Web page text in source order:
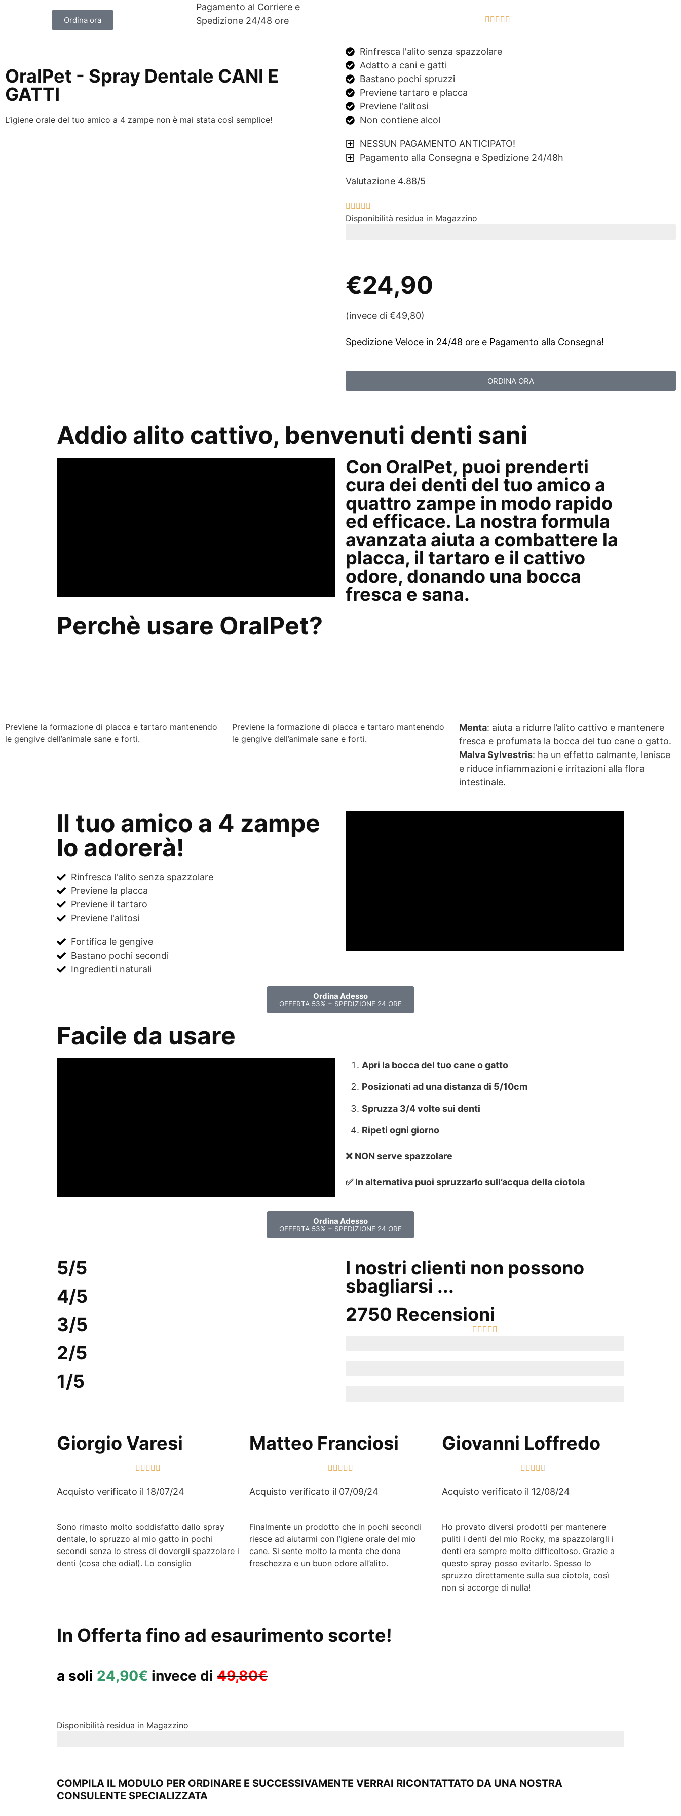
Ordina ora
Pagamento al Corriere e
Spedizione 24/48 ore
    
OralPet - Spray Dentale CANI E
GATTI
L’igiene orale del tuo amico a 4 zampe non è mai stata così semplice!
Rinfresca l'alito senza spazzolare
Adatto a cani e gatti
Bastano pochi spruzzi
Previene tartaro e placca
Previene l'alitosi
Non contiene alcol
NESSUN PAGAMENTO ANTICIPATO!
Pagamento alla Consegna e Spedizione 24/48h
Valutazione 4.88/5
    
Disponibilità residua in Magazzino
€24,90
(invece di €49,80)
Spedizione Veloce in 24/48 ore e Pagamento alla Consegna!
ORDINA ORA
Addio alito cattivo, benvenuti denti sani
Con OralPet, puoi prenderti
cura dei denti del tuo amico a
quattro zampe in modo rapido
ed efficace. La nostra formula
avanzata aiuta a combattere la
placca, il tartaro e il cattivo
odore, donando una bocca
fresca e sana.
Perchè usare OralPet?
Previene la formazione di placca e tartaro mantenendo
le gengive dell’animale sane e forti.
Previene la formazione di placca e tartaro mantenendo
le gengive dell’animale sane e forti.
Menta: aiuta a ridurre l’alito cattivo e mantenere
fresca e profumata la bocca del tuo cane o gatto.
Malva Sylvestris: ha un effetto calmante, lenisce
e riduce infiammazioni e irritazioni alla flora
intestinale.
Il tuo amico a 4 zampe
lo adorerà!
Rinfresca l'alito senza spazzolare
Previene la placca
Previene il tartaro
Previene l'alitosi
Fortifica le gengive
Bastano pochi secondi
Ingredienti naturali
Ordina Adesso
OFFERTA 53% + SPEDIZIONE 24 ORE
Facile da usare
Apri la bocca del tuo cane o gatto
Posizionati ad una distanza di 5/10cm
Spruzza 3/4 volte sui denti
Ripeti ogni giorno
❌ NON serve spazzolare
✅ In alternativa puoi spruzzarlo sull’acqua della ciotola
Ordina Adesso
OFFERTA 53% + SPEDIZIONE 24 ORE
5/5
4/5
3/5
2/5
1/5
I nostri clienti non possono
sbagliarsi ...
2750 Recensioni
    
Giorgio Varesi
    
Acquisto verificato il 18/07/24
Sono rimasto molto soddisfatto dallo spray
dentale, lo spruzzo al mio gatto in pochi
secondi senza lo stress di dovergli spazzolare i
denti (cosa che odia!). Lo consiglio
Matteo Franciosi
    
Acquisto verificato il 07/09/24
Finalmente un prodotto che in pochi secondi
riesce ad aiutarmi con l’igiene orale del mio
cane. Si sente molto la menta che dona
freschezza e un buon odore all’alito.
Giovanni Loffredo
    
Acquisto verificato il 12/08/24
Ho provato diversi prodotti per mantenere
puliti i denti del mio Rocky, ma spazzolargli i
denti era sempre molto difficoltoso. Grazie a
questo spray posso evitarlo. Spesso lo
spruzzo direttamente sulla sua ciotola, così
non si accorge di nulla!
In Offerta fino ad esaurimento scorte!
a soli 24,90€ invece di 49,80€
Disponibilità residua in Magazzino
COMPILA IL MODULO PER ORDINARE E SUCCESSIVAMENTE VERRAI RICONTATTATO DA UNA NOSTRA
CONSULENTE SPECIALIZZATA